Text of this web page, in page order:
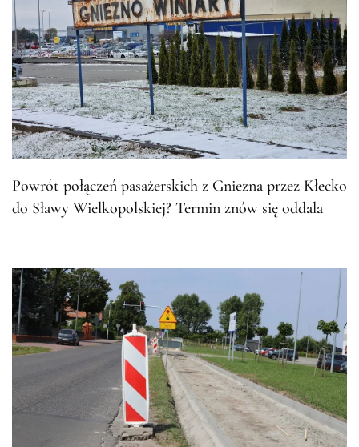
Powrót połączeń pasażerskich z Gniezna przez Kłecko
do Sławy Wielkopolskiej? Termin znów się oddala